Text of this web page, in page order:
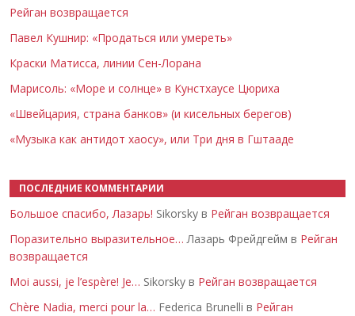
Рейган возвращается
Павел Кушнир: «Продаться или умереть»
Краски Матисса, линии Сен-Лорана
Марисоль: «Море и солнце» в Кунстхаусе Цюриха
«Швейцария, страна банков» (и кисельных берегов)
«Музыка как антидот хаосу», или Три дня в Гштааде
ПОСЛЕДНИЕ КОММЕНТАРИИ
Большое спасибо, Лазарь! Sikorsky в Рейган возвращается
Поразительно выразительное… Лазарь Фрейдгейм в Рейган
возвращается
Moi aussi, je l’espère! Je… Sikorsky в Рейган возвращается
Chère Nadia, merci pour la… Federica Brunelli в Рейган